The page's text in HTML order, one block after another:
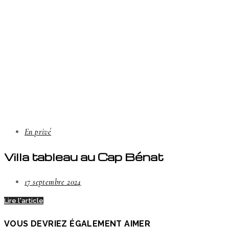
En privé
Villa tableau au Cap Bénat
17 septembre 2024
Lire l'article
VOUS DEVRIEZ ÉGALEMENT AIMER